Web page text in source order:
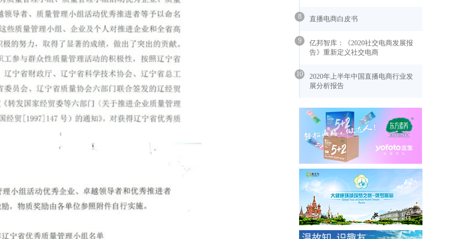
8 直播电商白皮书
9
亿邦智库：《2020社交电商发展报
告》重新定义社交电商
10
2020年上半年中国直播电商行业发
展分析报告